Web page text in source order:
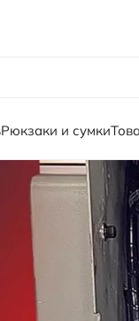
Рюкзаки и сумки